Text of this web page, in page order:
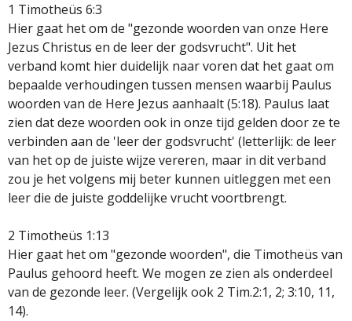
1 Timotheüs 6:3
Hier gaat het om de "gezonde woorden van onze Here
Jezus Christus en de leer der godsvrucht". Uit het
verband komt hier duidelijk naar voren dat het gaat om
bepaalde verhoudingen tussen mensen waarbij Paulus
woorden van de Here Jezus aanhaalt (5:18). Paulus laat
zien dat deze woorden ook in onze tijd gelden door ze te
verbinden aan de 'leer der godsvrucht' (letterlijk: de leer
van het op de juiste wijze vereren, maar in dit verband
zou je het volgens mij beter kunnen uitleggen met een
leer die de juiste goddelijke vrucht voortbrengt.
2 Timotheüs 1:13
Hier gaat het om "gezonde woorden", die Timotheüs van
Paulus gehoord heeft. We mogen ze zien als onderdeel
van de gezonde leer. (Vergelijk ook 2 Tim.2:1, 2; 3:10, 11,
14).